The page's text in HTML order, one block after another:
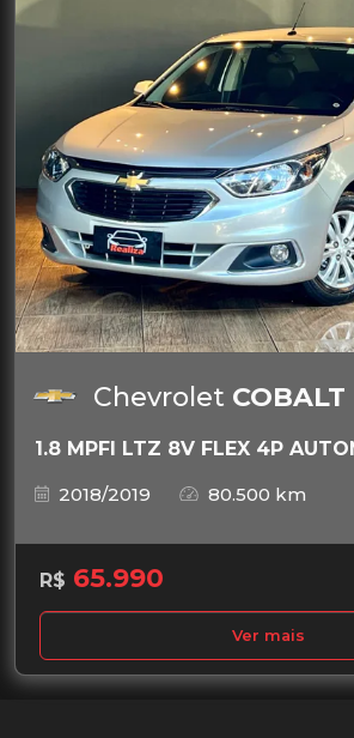
Chevrolet COBALT
1.8 MPFI LTZ 8V FLEX 4P
2018/2019
80.500 km
R$ 65.990
Ver mais